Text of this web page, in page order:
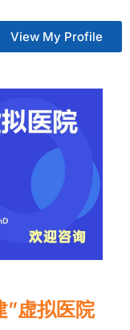
View My Profile
”虚拟医院